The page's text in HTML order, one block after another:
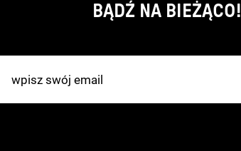
BĄDŹ NA BIEŻĄCO!